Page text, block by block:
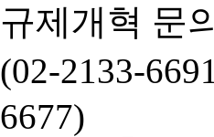
규제개혁 문
(02-2133-
6677)